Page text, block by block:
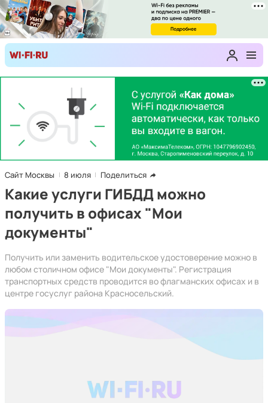
Сайт Москвы 8 июля Поделиться
Какие услуги ГИБДД можно
получить в офисах "Мои
документы"
Получить или заменить водительское удостоверение можно в
любом столичном офисе "Мои документы". Регистрация
транспортных средств проводится во флагманских офисах и в
центре госуслуг района Красносельский.